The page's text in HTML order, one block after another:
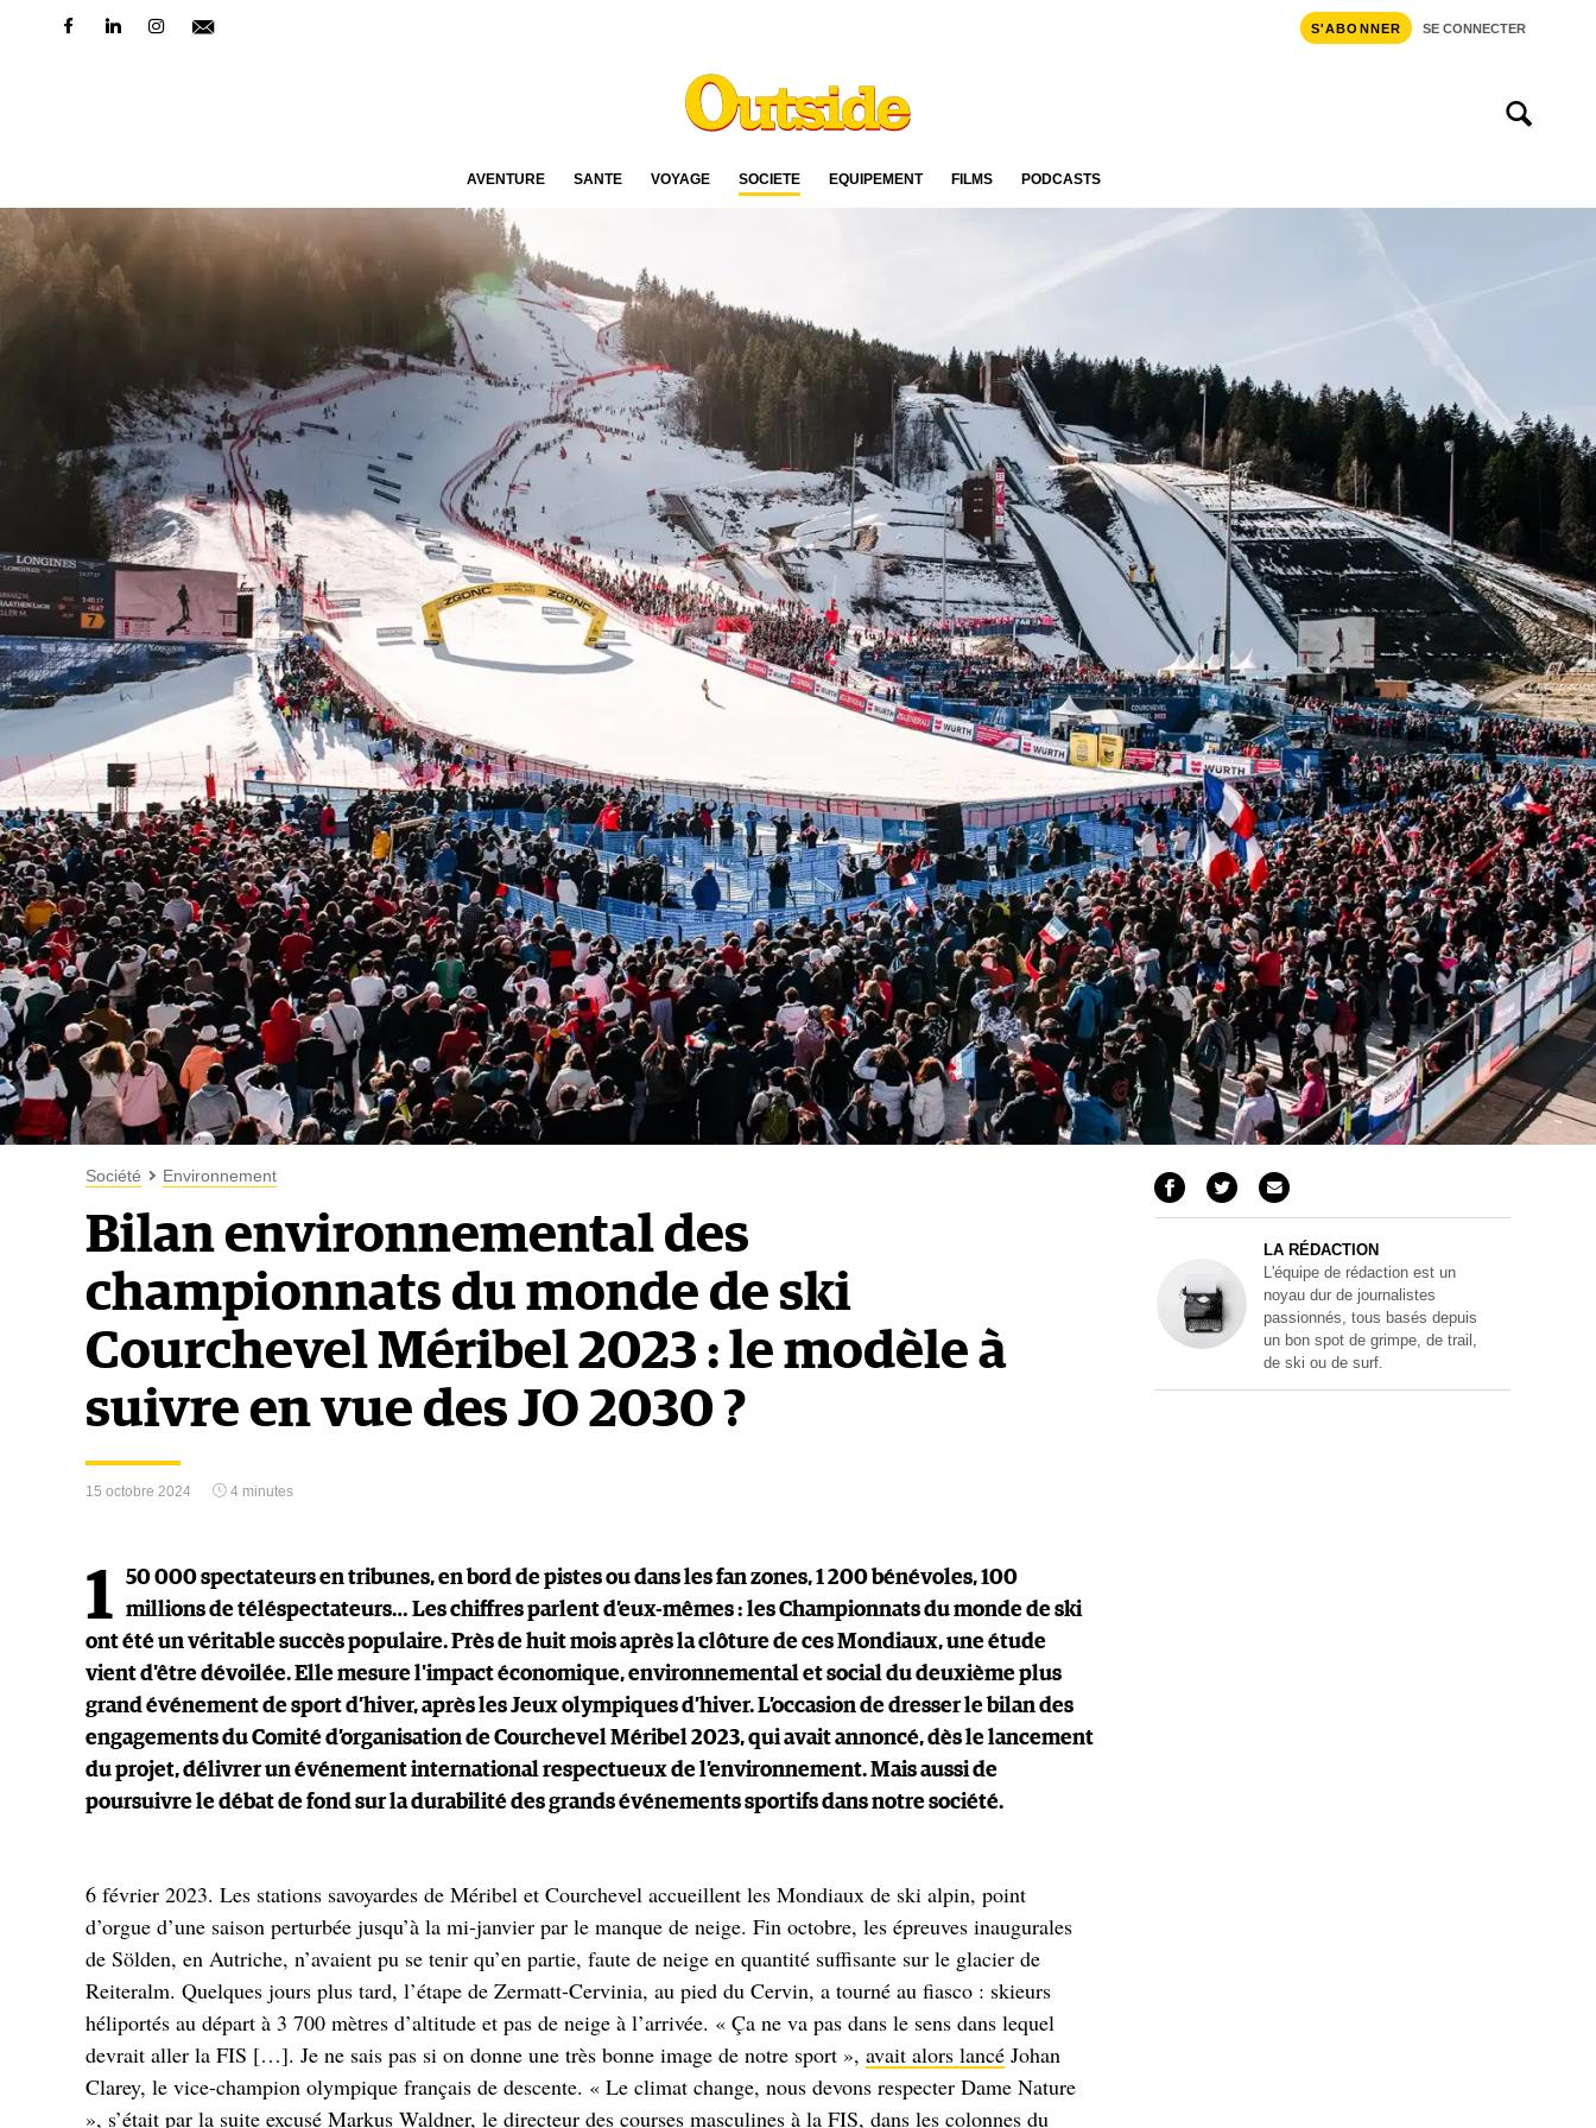
S'ABONNER SE CONNECTER
AVENTURE SANTÉ VOYAGE SOCIÉTÉ ÉQUIPEMENT FILMS PODCASTS
Société Environnement
Bilan environnemental des
championnats du monde de ski
Courchevel Méribel 2023 : le modèle à
suivre en vue des JO 2030 ?
15 octobre 2024 4 minutes
LA RÉDACTION
L'équipe de rédaction est un
noyau dur de journalistes
passionnés, tous basés depuis
un bon spot de grimpe, de trail,
de ski ou de surf.
1
50 000 spectateurs en tribunes, en bord de pistes ou dans les fan zones, 1 200 bénévoles, 100
millions de téléspectateurs… Les chiffres parlent d’eux-mêmes : les Championnats du monde de ski
ont été un véritable succès populaire. Près de huit mois après la clôture de ces Mondiaux, une étude
vient d'être dévoilée. Elle mesure l'impact économique, environnemental et social du deuxième plus
grand événement de sport d’hiver, après les Jeux olympiques d’hiver. L’occasion de dresser le bilan des
engagements du Comité d’organisation de Courchevel Méribel 2023, qui avait annoncé, dès le lancement
du projet, délivrer un événement international respectueux de l’environnement. Mais aussi de
poursuivre le débat de fond sur la durabilité des grands événements sportifs dans notre société.
6 février 2023. Les stations savoyardes de Méribel et Courchevel accueillent les Mondiaux de ski alpin, point
d’orgue d’une saison perturbée jusqu’à la mi-janvier par le manque de neige. Fin octobre, les épreuves inaugurales
de Sölden, en Autriche, n’avaient pu se tenir qu’en partie, faute de neige en quantité suffisante sur le glacier de
Reiteralm. Quelques jours plus tard, l’étape de Zermatt-Cervinia, au pied du Cervin, a tourné au fiasco : skieurs
héliportés au départ à 3 700 mètres d’altitude et pas de neige à l’arrivée. « Ça ne va pas dans le sens dans lequel
devrait aller la FIS […]. Je ne sais pas si on donne une très bonne image de notre sport », avait alors lancé Johan
Clarey, le vice-champion olympique français de descente. « Le climat change, nous devons respecter Dame Nature
», s’était par la suite excusé Markus Waldner, le directeur des courses masculines à la FIS, dans les colonnes du